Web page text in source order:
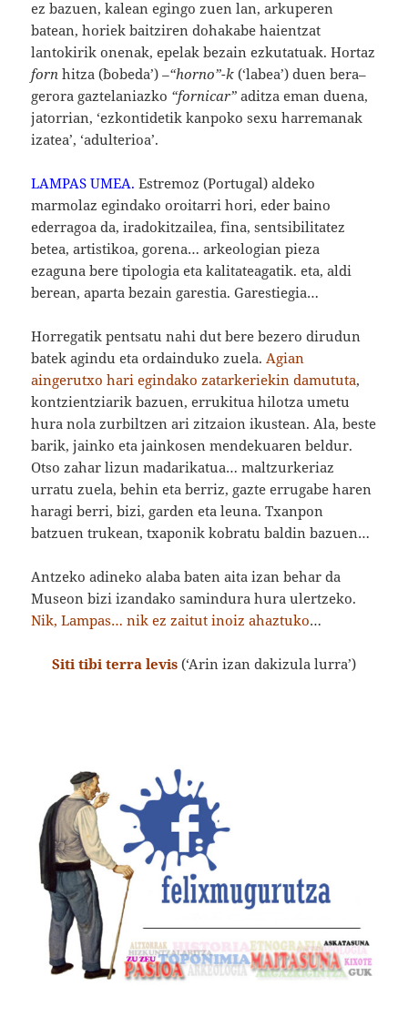
ez bazuen, kalean egingo zuen lan, arkuperen
batean, horiek baitziren dohakabe haientzat
lantokirik onenak, epelak bezain ezkutatuak. Hortaz
forn hitza (`bobeda’)–“horno”-k (‘labea’) duen bera–
gerora gaztelaniazko “fornicar” aditza eman duena,
jatorrian, ‘ezkontidetik kanpoko sexu harremanak
izatea’, ‘adulterioa’.
LAMPAS UMEA. Estremoz (Portugal) aldeko
marmolaz egindako oroitarri hori, eder baino
ederragoa da, iradokitzailea, fina, sentsibilitatez
betea, artistikoa, gorena… arkeologian pieza
ezaguna bere tipologia eta kalitateagatik. eta, aldi
berean, aparta bezain garestia. Garestiegia…
Horregatik pentsatu nahi dut bere bezero dirudun
batek agindu eta ordainduko zuela. Agian
aingerutxo hari egindako zatarkeriekin damututa,
kontzientziarik bazuen, errukitua hilotza umetu
hura nola zurbiltzen ari zitzaion ikustean. Ala, beste
barik, jainko eta jainkosen mendekuaren beldur.
Otso zahar lizun madarikatua… maltzurkeriaz
urratu zuela, behin eta berriz, gazte errugabe haren
haragi berri, bizi, garden eta leuna. Txanpon
batzuen trukean, txaponik kobratu baldin bazuen…
Antzeko adineko alaba baten aita izan behar da
Museon bizi izandako samindura hura ulertzeko.
Nik, Lampas… nik ez zaitut inoiz ahaztuko…
Siti tibi terra levis (‘Arin izan dakizula lurra’)